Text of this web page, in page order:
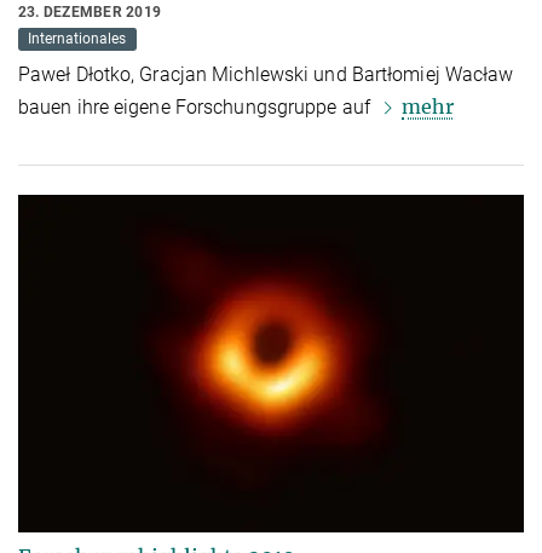
23. DEZEMBER 2019
Internationales
Paweł Dłotko, Gracjan Michlewski und Bartłomiej Wacław
bauen ihre eigene Forschungsgruppe auf
mehr